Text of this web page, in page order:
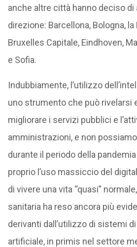
anche altre città hanno deciso di
direzione: Barcellona, ​​Bologna, la
Bruxelles Capitale, Eindhoven,
e Sofia.
Indubbiamente, l’utilizzo
uno strumento che può rivelarsi
migliorare i servizi pubblici e
amministrazioni, e non
durante il periodo della
proprio l’uso massiccio del
di vivere una vita “quasi”
sanitaria ha reso ancora più
derivanti dall’utilizzo di sistemi
artificiale, in primis nel settore